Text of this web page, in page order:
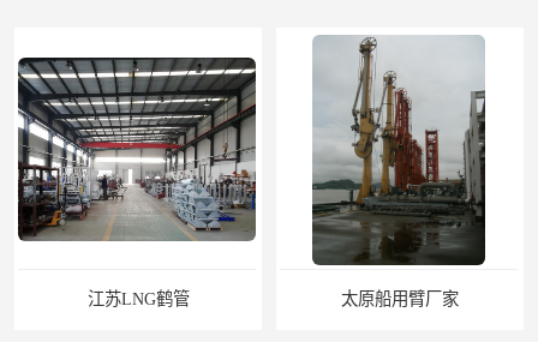
江苏LNG鹤管 太原船用臂厂家